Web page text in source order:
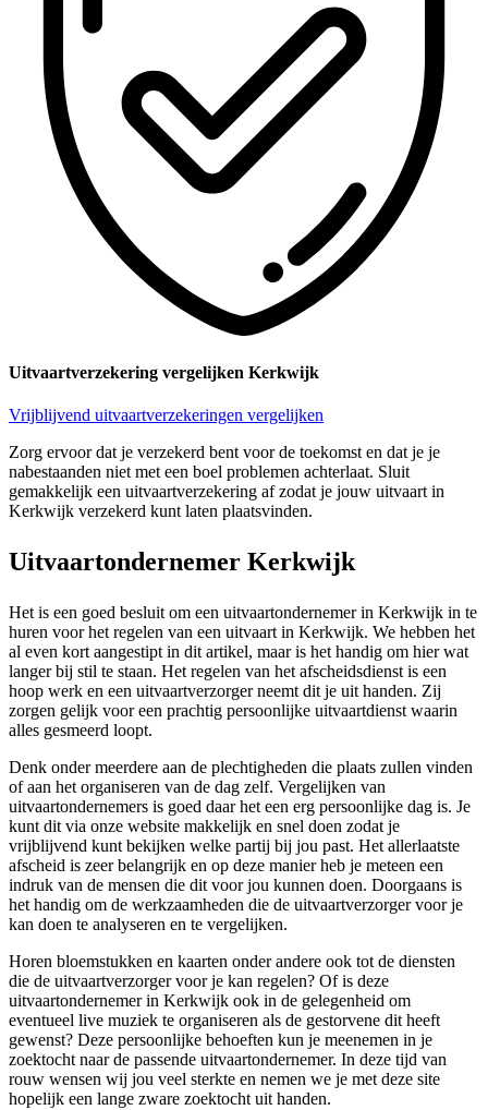
Uitvaartverzekering vergelijken Kerkwijk
Vrijblijvend uitvaartverzekeringen vergelijken
Zorg ervoor dat je verzekerd bent voor de toekomst en dat je je
nabestaanden niet met een boel problemen achterlaat. Sluit
gemakkelijk een uitvaartverzekering af zodat je jouw uitvaart in
Kerkwijk verzekerd kunt laten plaatsvinden.
Uitvaartondernemer Kerkwijk
Het is een goed besluit om een uitvaartondernemer in Kerkwijk in te
huren voor het regelen van een uitvaart in Kerkwijk. We hebben het
al even kort aangestipt in dit artikel, maar is het handig om hier wat
langer bij stil te staan. Het regelen van het afscheidsdienst is een
hoop werk en een uitvaartverzorger neemt dit je uit handen. Zij
zorgen gelijk voor een prachtig persoonlijke uitvaartdienst waarin
alles gesmeerd loopt.
Denk onder meerdere aan de plechtigheden die plaats zullen vinden
of aan het organiseren van de dag zelf. Vergelijken van
uitvaartondernemers is goed daar het een erg persoonlijke dag is. Je
kunt dit via onze website makkelijk en snel doen zodat je
vrijblijvend kunt bekijken welke partij bij jou past. Het allerlaatste
afscheid is zeer belangrijk en op deze manier heb je meteen een
indruk van de mensen die dit voor jou kunnen doen. Doorgaans is
het handig om de werkzaamheden die de uitvaartverzorger voor je
kan doen te analyseren en te vergelijken.
Horen bloemstukken en kaarten onder andere ook tot de diensten
die de uitvaartverzorger voor je kan regelen? Of is deze
uitvaartondernemer in Kerkwijk ook in de gelegenheid om
eventueel live muziek te organiseren als de gestorvene dit heeft
gewenst? Deze persoonlijke behoeften kun je meenemen in je
zoektocht naar de passende uitvaartondernemer. In deze tijd van
rouw wensen wij jou veel sterkte en nemen we je met deze site
hopelijk een lange zware zoektocht uit handen.